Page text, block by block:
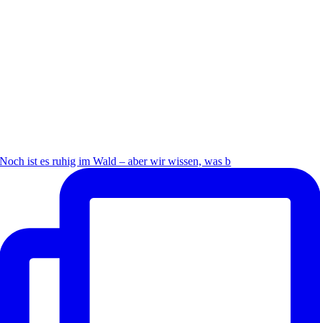
Noch ist es ruhig im Wald – aber wir wissen, was b